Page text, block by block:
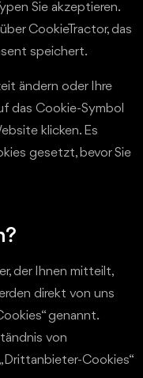
Sie akzeptieren.
CookieTractor, das
speichert.
ändern oder Ihre
das Cookie-Symbol
klicken. Es
gesetzt, bevor Sie
der Ihnen mitteilt,
direkt von uns
genannt.
von
Cookies“